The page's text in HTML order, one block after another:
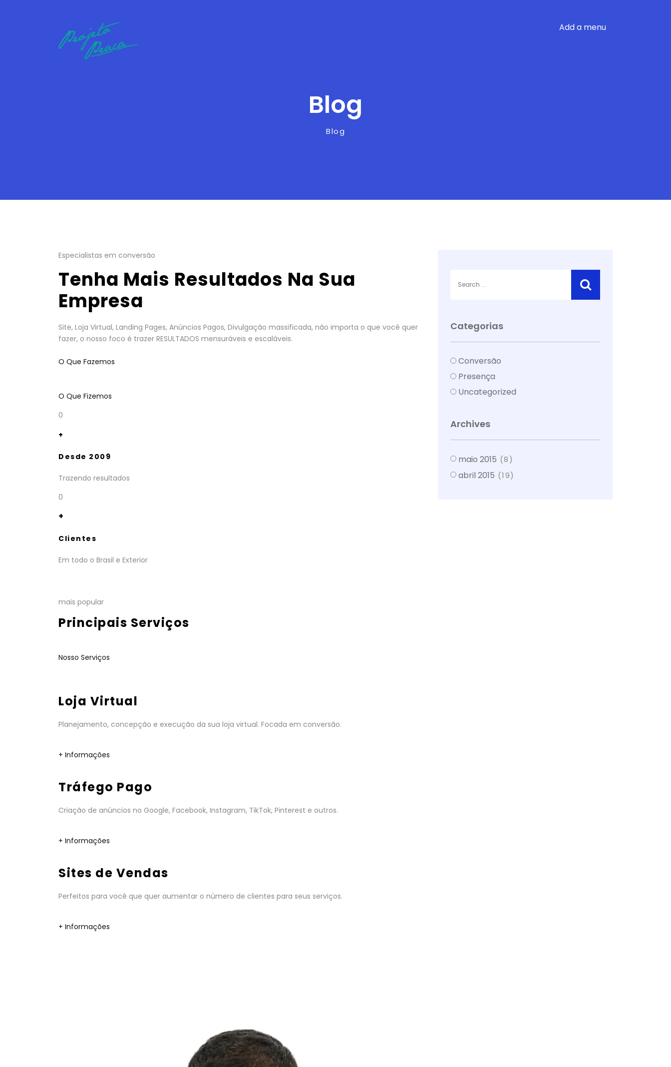
Add a menu
Blog
Blog
Especialistas em conversão
Tenha Mais Resultados Na Sua
Empresa
Site, Loja Virtual, Landing Pages, Anúncios Pagos, Divulgação massificada, não importa o que você quer
fazer, o nosso foco é trazer RESULTADOS mensuráveis e escaláveis.
O Que Fazemos
O Que Fizemos
0
+
Desde 2009
Trazendo resultados
0
+
Clientes
Em todo o Brasil e Exterior
mais popular
Principais Serviços
Nosso Serviços
Loja Virtual
Planejamento, concepção e execução da sua loja virtual. Focada em conversão.
+ Informações
Tráfego Pago
Criação de anúncios no Google, Facebook, Instagram, TikTok, Pinterest e outros.
+ Informações
Sites de Vendas
Perfeitos para você que quer aumentar o número de clientes para seus serviços.
+ Informações
Categorias
Conversão
Presença
Uncategorized
Archives
maio 2015 (8)
abril 2015 (19)